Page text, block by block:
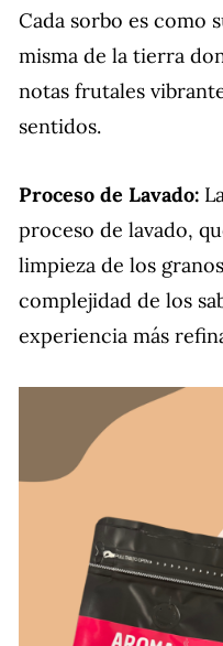
Cada sorbo es como
misma de la tierra
notas frutales
sentidos.
Proceso de Lavado:
proceso de lavado,
limpieza de los
complejidad de los
experiencia más